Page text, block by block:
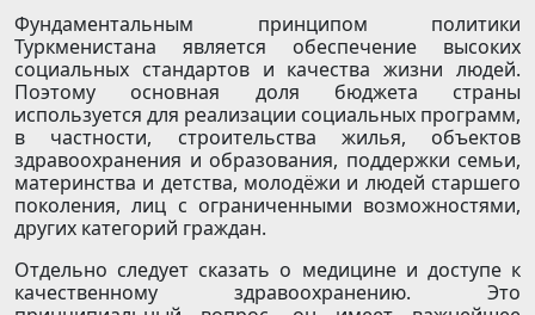
Фундаментальным принципом политики
Туркменистана является обеспечение высоких
социальных стандартов и качества жизни людей.
Поэтому основная доля бюджета страны
используется для реализации социальных программ,
в частности, строительства жилья, объектов
здравоохранения и образования, поддержки семьи,
материнства и детства, молодёжи и людей старшего
поколения, лиц с ограниченными возможностями,
других категорий граждан.
Отдельно следует сказать о медицине и доступе к
качественному здравоохранению. Это